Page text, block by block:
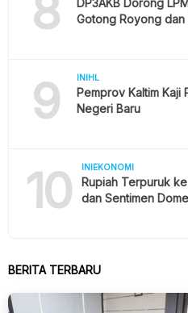
Gotong Royong dan
9 INIHL
Pemprov Kaltim Kaji
Negeri Baru
10 INIEKONOMI
Rupiah Terpuruk ke
dan Sentimen
BERITA TERBARU